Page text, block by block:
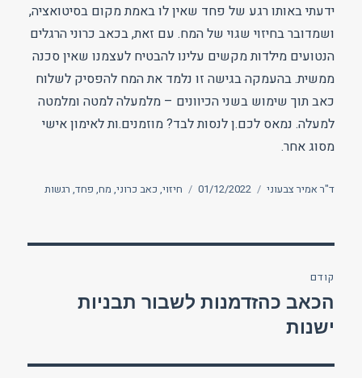
ידעתי באותו רגע של פחד שאין לו באמת מקום בסיטואציה,
ושמדובר בחיזוי שגוי של המח. עם זאת, בכאב כרוני הרגלים
הנטועים מילדות מקשים עלינו להבטיח לעצמנו שאין סכנה
ממשית. בהעמקה בגישה זו נלמד את המח להפסיק לשלוח
כאב תוך שימוש בשני הכיוונים – מלמעלה למטה ומלמטה
למעלה. נמאס לכם.ן לנסות לבד? מוזמנים.ות לאימון אישי
מסוג אחר.
מחבר
ד"ר אמיר צבעוני
פורסם
01/12/2022 תגיות
חיזוי, כאב כרוני, מח, פחד, רגשות
קודם
הפוסט
הקודם:
הכאב כהזדמנות לשבור תבניות
ישנות